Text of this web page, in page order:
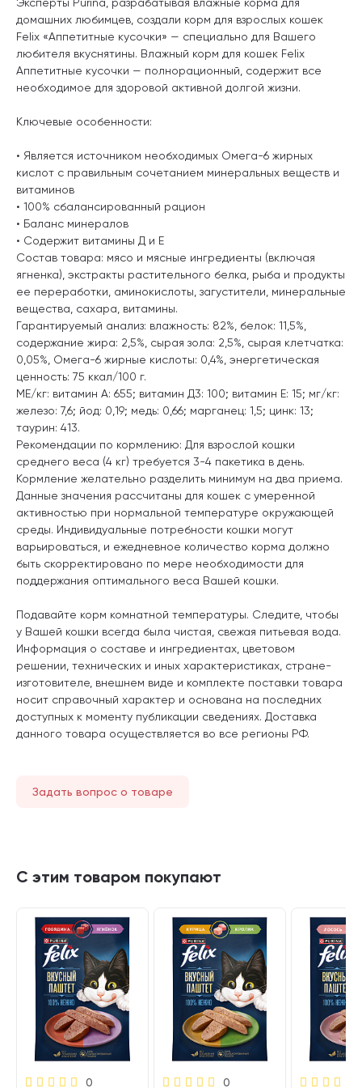
домашних любимцев, создали корм для взрослых кошек
Felix «Аппетитные кусочки» — специально для Вашего
любителя вкуснятины. Влажный корм для кошек Felix
Аппетитные кусочки — полнорационный, содержит все
необходимое для здоровой активной долгой жизни.
Ключевые особенности:
• Является источником необходимых Омега-6 жирных
кислот с правильным сочетанием минеральных веществ и
витаминов
• 100% сбалансированный рацион
• Баланс минералов
• Содержит витамины Д и Е
Состав товара: мясо и мясные ингредиенты (включая
ягненка), экстракты растительного белка, рыба и продукты
ее переработки, аминокислоты, загустители, минеральные
вещества, сахара, витамины.
Гарантируемый анализ: влажность: 82%, белок: 11,5%,
содержание жира: 2,5%, сырая зола: 2,5%, сырая клетчатка:
0,05%, Омега-6 жирные кислоты: 0,4%, энергетическая
ценность: 75 ккал/100 г.
МЕ/кг: витамин А: 655; витамин Д3: 100; витамин E: 15; мг/кг:
железо: 7,6; йод: 0,19; медь: 0,66; марганец: 1,5; цинк: 13;
таурин: 413.
Рекомендации по кормлению: Для взрослой кошки
среднего веса (4 кг) требуется 3-4 пакетика в день.
Кормление желательно разделить минимум на два приема.
Данные значения рассчитаны для кошек с умеренной
активностью при нормальной температуре окружающей
среды. Индивидуальные потребности кошки могут
варьироваться, и ежедневное количество корма должно
быть скорректировано по мере необходимости для
поддержания оптимального веса Вашей кошки.
Подавайте корм комнатной температуры. Следите, чтобы
у Вашей кошки всегда была чистая, свежая питьевая вода.
Информация о составе и ингредиентах, цветовом
решении, технических и иных характеристиках, стране-
изготовителе, внешнем виде и комплекте поставки товара
носит справочный характер и основана на последних
доступных к моменту публикации сведениях. Доставка
данного товара осуществляется во все регионы РФ.
Задать вопрос о товаре
С этим товаром покупают
0 0